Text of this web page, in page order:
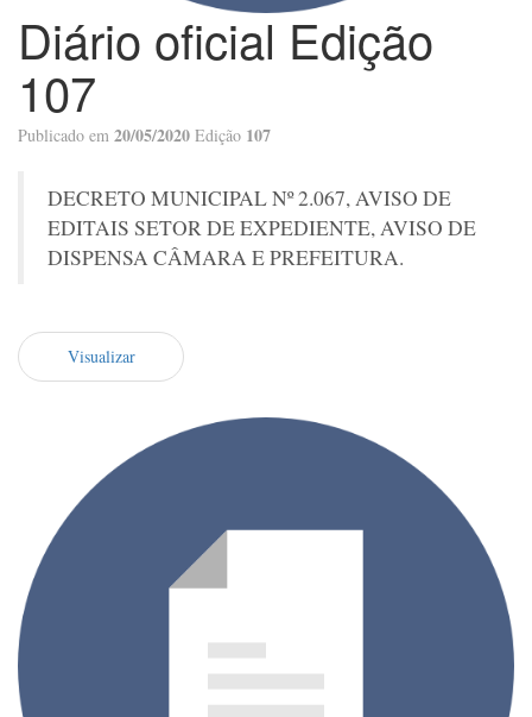
Diário oficial Edição
107
Publicado em 20/05/2020 Edição 107
DECRETO MUNICIPAL Nº 2.067, AVISO DE
EDITAIS SETOR DE EXPEDIENTE, AVISO DE
DISPENSA CÂMARA E PREFEITURA.
Visualizar